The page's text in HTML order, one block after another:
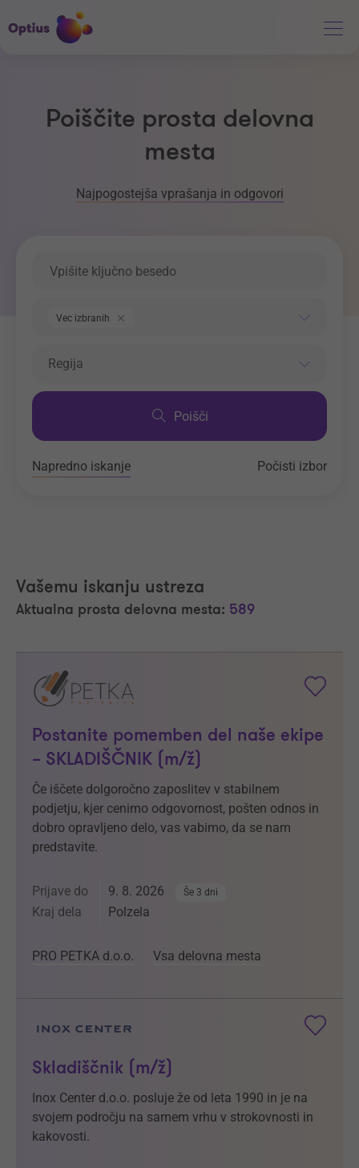
Poiščite prosta delovna
mesta
Najpogostejša vprašanja in odgovori
Vec izbranih
Regija
Poišči
Napredno iskanje Počisti izbor
Vašemu iskanju ustreza
Aktualna prosta delovna mesta: 589
Postanite pomemben del naše ekipe
– SKLADIŠČNIK (m/ž)
Če iščete dolgoročno zaposlitev v stabilnem
podjetju, kjer cenimo odgovornost, pošten odnos in
dobro opravljeno delo, vas vabimo, da se nam
predstavite.
Prijave do 9. 8. 2026 Še 3 dni
Kraj dela Polzela
PRO PETKA d.o.o. Vsa delovna mesta
Skladiščnik (m/ž)
Inox Center d.o.o. posluje že od leta 1990 in je na
svojem področju na samem vrhu v strokovnosti in
kakovosti.